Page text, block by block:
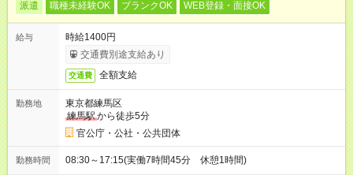
派遣 職種未経験OK ブランクOK WEB登録・面接OK
給与
時給1400円
交通費別途支給あり
交通費 全額支給
勤務地
東京都練馬区
練馬駅から徒歩5分
官公庁・公社・公共団体
勤務時間 08:30～17:15(実働7時間45分 休憩1時間)